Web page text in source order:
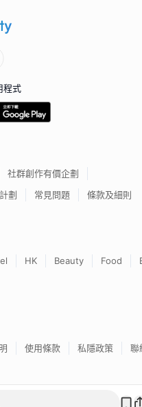
程式
社群創作有價企劃
劃
常見問題 條款及細則
HK Beauty Food
使用條款 私隱政策 聯